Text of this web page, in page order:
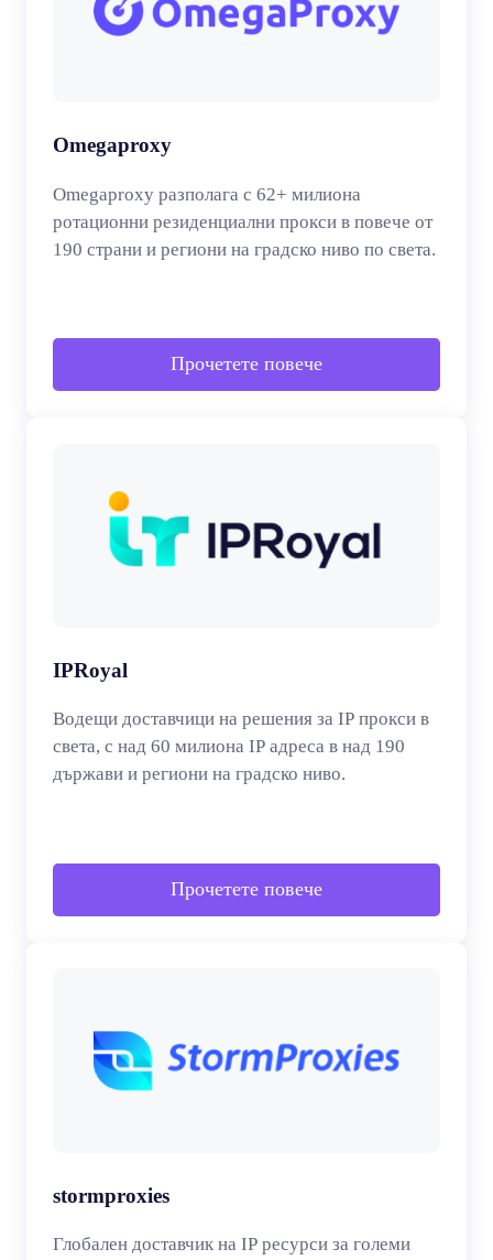
Omegaproxy
Omegaproxy разполага с 62+ милиона
ротационни резиденциални прокси в повече от
190 страни и региони на градско ниво по света.
Прочетете повече
IPRoyal
Водещи доставчици на решения за IP прокси в
света, с над 60 милиона IP адреса в над 190
държави и региони на градско ниво.
Прочетете повече
stormproxies
Глобален доставчик на IP ресурси за големи